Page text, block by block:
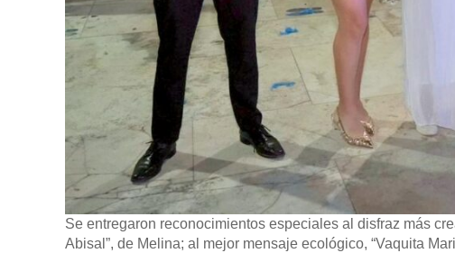
Se entregaron reconocimientos especiales al disfraz más
Abisal”, de Melina; al mejor mensaje ecológico, “Vaquita